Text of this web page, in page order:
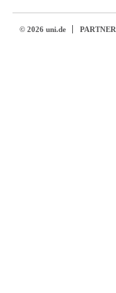
© 2026 uni.de PARTNER